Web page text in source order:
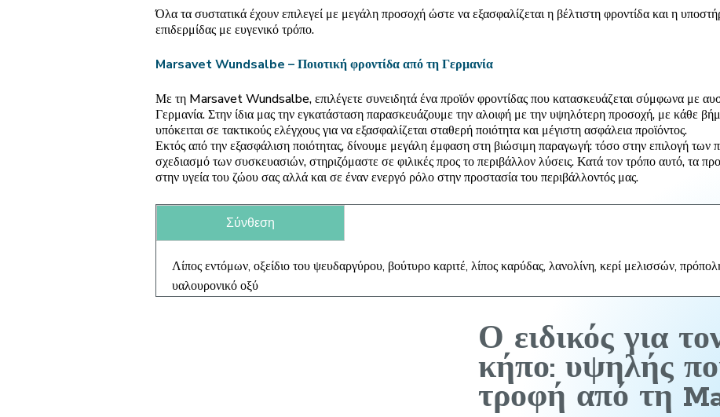
Όλα τα συστατικά έχουν επιλεγεί με μεγάλη προσοχή ώστε να εξασφαλίζεται η βέλτιστη φροντίδα και η
επιδερμίδας με ευγενικό τρόπο.
Marsavet Wundsalbe – Ποιοτική φροντίδα από τη Γερμανία
Με τη Marsavet Wundsalbe, επιλέγετε συνειδητά ένα προϊόν φροντίδας που κατασκευάζεται σύμφωνα με
Γερμανία. Στην ίδια μας την εγκατάσταση παρασκευάζουμε την αλοιφή με την υψηλότερη προσοχή, με κάθε
υπόκειται σε τακτικούς ελέγχους για να εξασφαλίζεται σταθερή ποιότητα και μέγιστη ασφάλεια προϊόντος.
Εκτός από την εξασφάλιση ποιότητας, δίνουμε μεγάλη έμφαση στη βιώσιμη παραγωγή: τόσο στην επιλογή
σχεδιασμό των συσκευασιών, στηριζόμαστε σε φιλικές προς το περιβάλλον λύσεις. Κατά τον τρόπο αυτό, τα
στην υγεία του ζώου σας αλλά και σε έναν ενεργό ρόλο στην προστασία του περιβάλλοντός μας.
Σύνθεση
Λίπος εντόμων, οξείδιο του ψευδαργύρου, βούτυρο καριτέ, λίπος καρύδας, λανολίνη, κερί μελισσών,
υαλουρονικό οξύ
Ο ειδικός για
κήπο: υψηλής
τροφή από τη